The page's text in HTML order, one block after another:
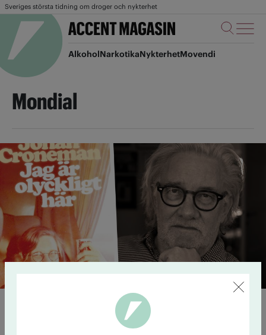
Sveriges största tidning om droger och nykterhet
AlkoholNarkotikaNykterhetMovendi
Mondial
Johan Croneman: Jag var en
drogromantiker